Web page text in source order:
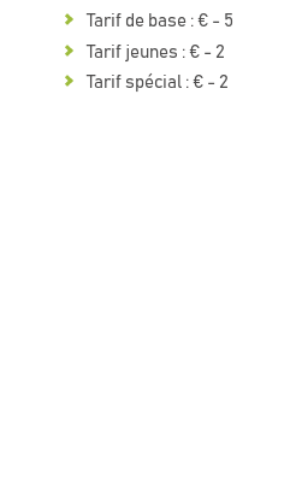
Tarif de base : € - 5
Tarif jeunes : € - 2
Tarif spécial : € - 2